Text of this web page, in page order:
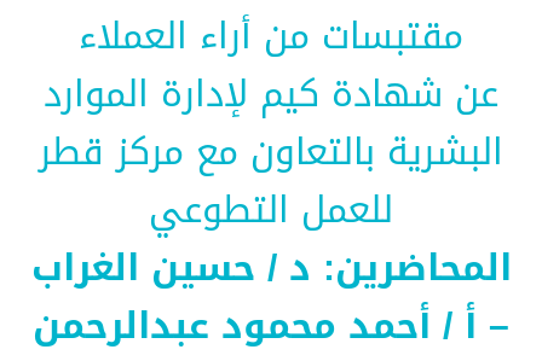
مقتبسات من أراء العملاء
عن شهادة كيم لإدارة الموارد
البشرية بالتعاون مع مركز قطر
للعمل التطوعي
المحاضرين: د / حسين الغراب
– أ / أحمد محمود عبدالرحمن